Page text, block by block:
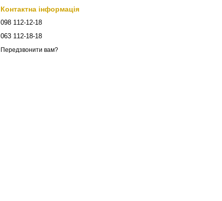
Контактна інформація
098 112-12-18
063 112-18-18
Передзвонити вам?